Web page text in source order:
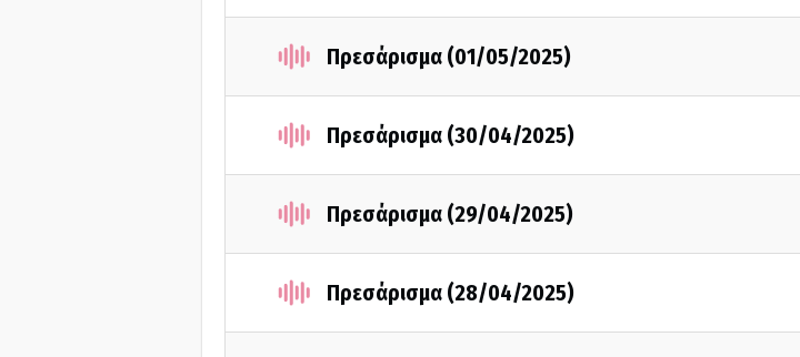
Πρεσάρισμα (01/05/2025)
Πρεσάρισμα (30/04/2025)
Πρεσάρισμα (29/04/2025)
Πρεσάρισμα (28/04/2025)